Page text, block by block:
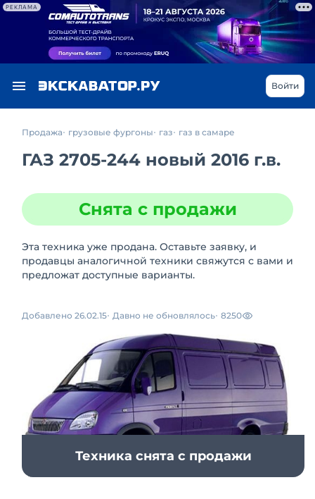
РЕКЛАМА
Войти
Продажа грузовые фургоны газ газ в самаре
ГАЗ 2705-244 новый 2016 г.в.
Снята с продажи
Эта техника уже продана. Оставьте заявку, и
продавцы аналогичной техники свяжутся с вами и
предложат доступные варианты.
Добавлено 26.02.15 Давно не обновлялось 8250
Техника снята с продажи